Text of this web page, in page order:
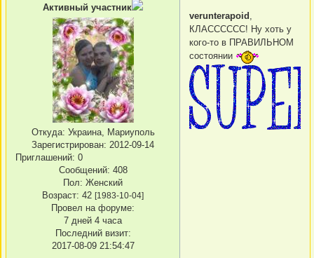
Активный участник
Откуда: Украина, Мариуполь
Зарегистрирован: 2012-09-14
Приглашений: 0
Сообщений: 408
Пол: Женский
Возраст: 42 [1983-10-04]
Провел на форуме:
7 дней 4 часа
Последний визит:
2017-08-09 21:54:47
verunterapoid ,
КЛАСССССС! Ну хоть у
кого-то в ПРАВИЛЬНОМ
состоянии